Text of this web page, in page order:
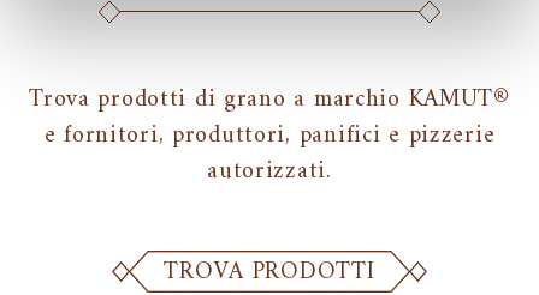
Trova prodotti di grano a marchio KAMUT®
e fornitori, produttori, panifici e pizzerie
autorizzati.
TROVA PRODOTTI